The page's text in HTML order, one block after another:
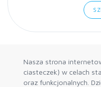
Nasza strona
ciasteczek) w celach
oraz funkcjonalnych.